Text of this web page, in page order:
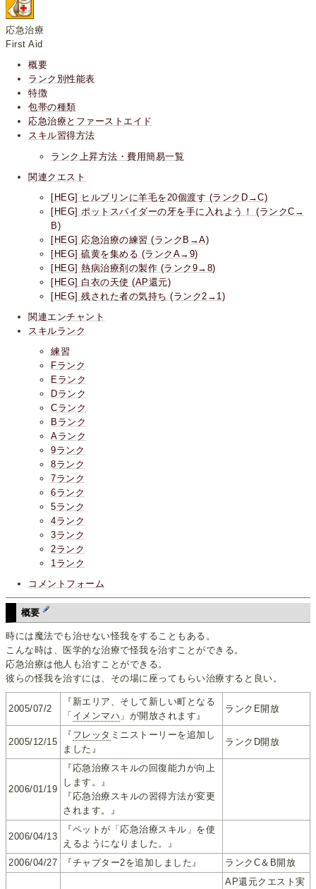
応急治療
First Aid
概要
ランク別性能表
特徴
包帯の種類
応急治療とファーストエイド
スキル習得方法
ランク上昇方法・費用簡易一覧
関連クエスト
[HEG] ヒルブリンに羊毛を20個渡す (ランクD→C)
[HEG] ポットスパイダーの牙を手に入れよう！ (ランクC→
B)
[HEG] 応急治療の練習 (ランクB→A)
[HEG] 硫黄を集める (ランクA→9)
[HEG] 熱病治療剤の製作 (ランク9→8)
[HEG] 白衣の天使 (AP還元)
[HEG] 残された者の気持ち (ランク2→1)
関連エンチャント
スキルランク
練習
Fランク
Eランク
Dランク
Cランク
Bランク
Aランク
9ランク
8ランク
7ランク
6ランク
5ランク
4ランク
3ランク
2ランク
1ランク
コメントフォーム
概要
時には魔法でも治せない怪我をすることもある。
こんな時は、医学的な治療で怪我を治すことができる。
応急治療は他人も治すことができる。
彼らの怪我を治すには、その場に座ってもらい治療すると良い。
2005/07/2
『新エリア、そして新しい町となる
「 イメンマハ 」が開放されます』
ランクE開放
2005/12/15
『 フレッタ ミニストーリーを追加し
ました』
ランクD開放
2006/01/19
『応急治療スキルの回復能力が向上
します。』
『応急治療スキルの習得方法が変更
されます。』
2006/04/13
『ペットが「応急治療スキル」を使
えるようになりました。』
2006/04/27
『チャプター2を追加しました』 ランクC＆B開放
AP還元クエスト実